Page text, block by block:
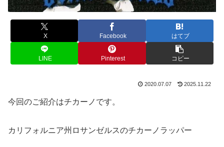
X Facebook はてブ
LINE Pinterest コピー
2020.07.07 2025.11.22
今回のご紹介はチカーノです。
カリフォルニア州ロサンゼルスのチカーノラッパー